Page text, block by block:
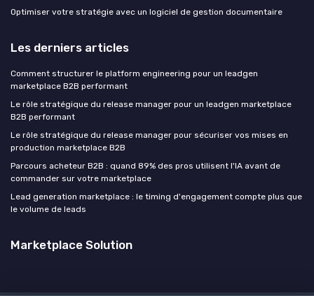
Optimiser votre stratégie avec un logiciel de gestion documentaire
Les derniers articles
Comment structurer le platform engineering pour un leadgen
marketplace B2B performant
Le rôle stratégique du release manager pour un leadgen marketplace
B2B performant
Le rôle stratégique du release manager pour sécuriser vos mises en
production marketplace B2B
Parcours acheteur B2B : quand 89% des pros utilisent l'IA avant de
commander sur votre marketplace
Lead generation marketplace : le timing d'engagement compte plus que
le volume de leads
Marketplace Solution